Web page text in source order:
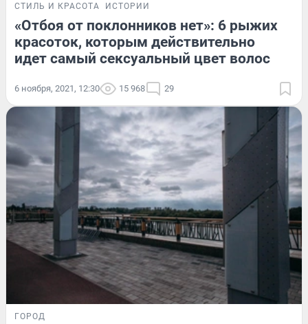
СТИЛЬ И КРАСОТА ИСТОРИИ
«Отбоя от поклонников нет»: 6 рыжих
красоток, которым действительно
идет самый сексуальный цвет волос
6 ноября, 2021, 12:30 15 968 29
ГОРОД